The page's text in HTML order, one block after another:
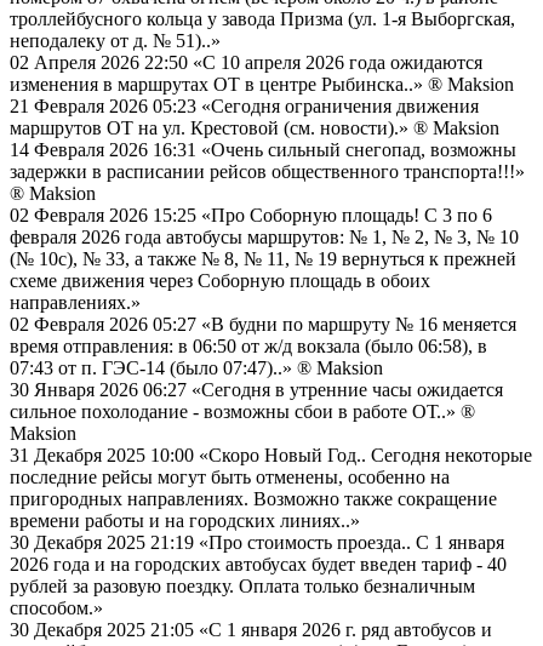
троллейбусного кольца у завода Призма (ул. 1-я Выборгская,
неподалеку от д. № 51)..»
02 Апреля 2026 22:50 «С 10 апреля 2026 года ожидаются
изменения в маршрутах ОТ в центре Рыбинска..» ® Maksion
21 Февраля 2026 05:23 «Сегодня ограничения движения
маршрутов ОТ на ул. Крестовой (см. новости).» ® Maksion
14 Февраля 2026 16:31 «Очень сильный снегопад, возможны
задержки в расписании рейсов общественного транспорта!!!»
® Maksion
02 Февраля 2026 15:25 «Про Соборную площадь! С 3 по 6
февраля 2026 года автобусы маршрутов: № 1, № 2, № 3, № 10
(№ 10с), № 33, а также № 8, № 11, № 19 вернуться к прежней
схеме движения через Соборную площадь в обоих
направлениях.»
02 Февраля 2026 05:27 «В будни по маршруту № 16 меняется
время отправления: в 06:50 от ж/д вокзала (было 06:58), в
07:43 от п. ГЭС-14 (было 07:47)..» ® Maksion
30 Января 2026 06:27 «Сегодня в утренние часы ожидается
сильное похолодание - возможны сбои в работе ОТ..» ®
Maksion
31 Декабря 2025 10:00 «Скоро Новый Год.. Сегодня некоторые
последние рейсы могут быть отменены, особенно на
пригородных направлениях. Возможно также сокращение
времени работы и на городских линиях..»
30 Декабря 2025 21:19 «Про стоимость проезда.. С 1 января
2026 года и на городских автобусах будет введен тариф - 40
рублей за разовую поездку. Оплата только безналичным
способом.»
30 Декабря 2025 21:05 «С 1 января 2026 г. ряд автобусов и